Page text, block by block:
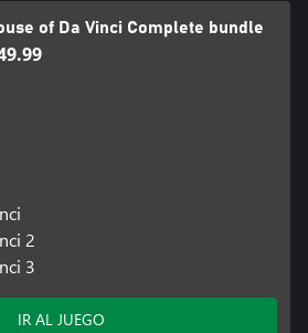
of Da Vinci Complete bundle
2
3
IR AL JUEGO